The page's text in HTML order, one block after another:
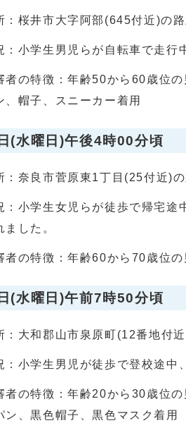
：桜井市大字阿部(645付近)の路
：小学生男児らが自転車で走行
者の特徴：年齢50から60歳位
、帽子、スニーカー着用
(水曜日)午後4時00分頃
：奈良市菅原東1丁目(25付近)の
：小学生女児らが徒歩で帰宅途
ました。
者の特徴：年齢60から70歳位
(水曜日)午前7時50分頃
：大和郡山市泉原町(12番地付
：小学生男児が徒歩で登校途中
者の特徴：年齢20から30歳位
ン、黒色帽子、黒色マスク着用